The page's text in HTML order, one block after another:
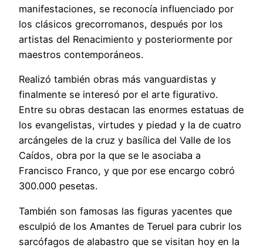
manifestaciones, se reconocía influenciado por
los clásicos grecorromanos, después por los
artistas del Renacimiento y posteriormente por
maestros contemporáneos.
Realizó también obras más vanguardistas y
finalmente se interesó por el arte figurativo.
Entre su obras destacan las enormes estatuas de
los evangelistas, virtudes y piedad y la de cuatro
arcángeles de la cruz y basílica del Valle de los
Caídos, obra por la que se le asociaba a
Francisco Franco, y que por ese encargo cobró
300.000 pesetas.
También son famosas las figuras yacentes que
esculpió de los Amantes de Teruel para cubrir los
sarcófagos de alabastro que se visitan hoy en la